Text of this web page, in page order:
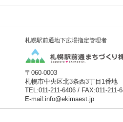
札幌駅前通地下広場指定管理者
〒060-0003
札幌市中央区北3条西3丁目1番
TEL:011-211-6406 / FAX:011-211-
E-mail:info@ekimaest.jp